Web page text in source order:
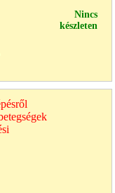
Nincs
készleten